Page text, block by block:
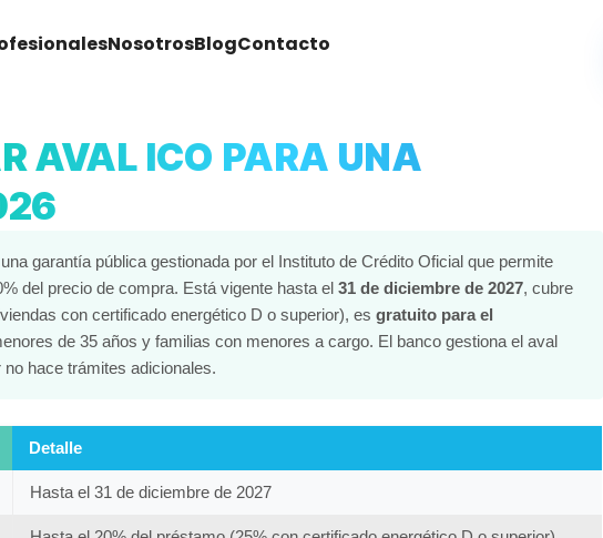
NosotrosBlogContacto
AVAL ICO PARA UNA
garantía pública gestionada por el Instituto de Crédito Oficial que permite
del precio de compra. Está vigente hasta el31 de diciembre de 2027, cubre
con certificado energético D o superior), esgratuito para el
de 35 años y familias con menores a cargo. El banco gestiona el aval
hace trámites adicionales.
Detalle
Hasta el 31 de diciembre de 2027